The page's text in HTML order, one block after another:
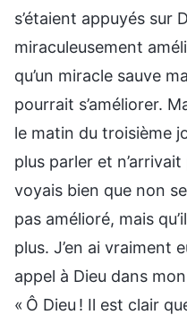
s’étaient appuyés sur
miraculeusement
qu’un miracle sauve
pourrait s’améliorer.
le matin du troisième
plus parler et
voyais bien que non
pas amélioré, mais
plus. J’en ai vraiment
appel à Dieu dans
« Ô Dieu ! Il est clair